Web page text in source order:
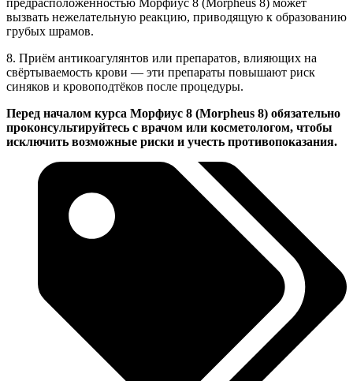
вызвать нежелательную реакцию, приводящую к образованию
грубых шрамов.
8. Приём антикоагулянтов или препаратов, влияющих на
свёртываемость крови — эти препараты повышают риск
синяков и кровоподтёков после процедуры.
Перед началом курса Морфиус 8 (Morpheus 8) обязательно
проконсультируйтесь с врачом или косметологом, чтобы
исключить возможные риски и учесть противопоказания.